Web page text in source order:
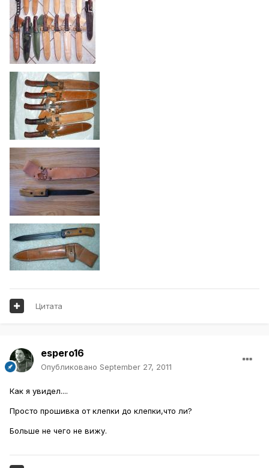
Цитата
espero16
Опубликовано September 27, 2011
Как я увидел....
Просто прошивка от клепки до клепки,что ли?
Больше не чего не вижу.